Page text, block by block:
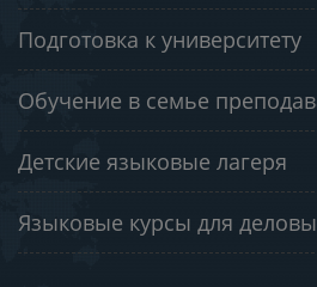
Подготовка к университету
Обучение в семье
Детские языковые лагеря
Языковые курсы для